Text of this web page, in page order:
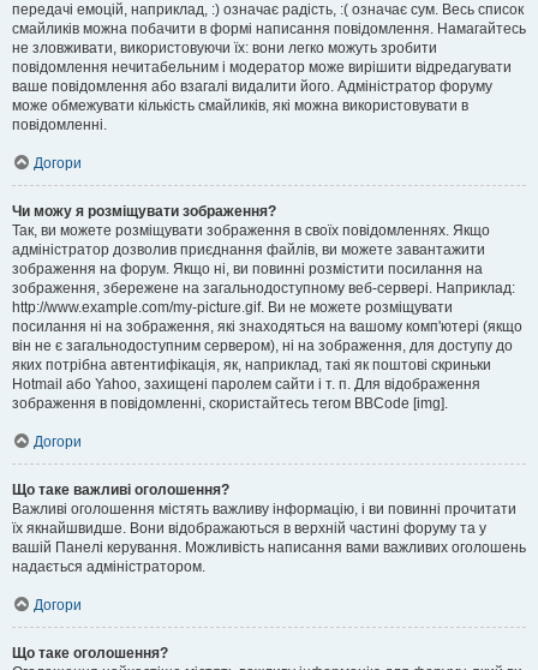
передачі емоцій, наприклад, :) означає радість, :( означає сум. Весь список
смайликів можна побачити в формі написання повідомлення. Намагайтесь
не зловживати, використовуючи їх: вони легко можуть зробити
повідомлення нечитабельним і модератор може вирішити відредагувати
ваше повідомлення або взагалі видалити його. Адміністратор форуму
може обмежувати кількість смайликів, які можна використовувати в
повідомленні.
Догори
Чи можу я розміщувати зображення?
Так, ви можете розміщувати зображення в своїх повідомленнях. Якщо
адміністратор дозволив приєднання файлів, ви можете завантажити
зображення на форум. Якщо ні, ви повинні розмістити посилання на
зображення, збережене на загальнодоступному веб-сервері. Наприклад:
http://www.example.com/my-picture.gif. Ви не можете розміщувати
посилання ні на зображення, які знаходяться на вашому комп'ютері (якщо
він не є загальнодоступним сервером), ні на зображення, для доступу до
яких потрібна автентифікація, як, наприклад, такі як поштові скриньки
Hotmail або Yahoo, захищені паролем сайти і т. п. Для відображення
зображення в повідомленні, скористайтесь тегом BBCode [img].
Догори
Що таке важливі оголошення?
Важливі оголошення містять важливу інформацію, і ви повинні прочитати
їх якнайшвидше. Вони відображаються в верхній частині форуму та у
вашій Панелі керування. Можливість написання вами важливих оголошень
надається адміністратором.
Догори
Що таке оголошення?